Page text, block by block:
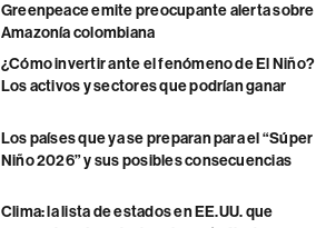
Greenpeace emite preocupante alerta sobre
Amazonía colombiana
¿Cómo invertir ante el fenómeno de El Niño?
Los activos y sectores que podrían ganar
Los países que ya se preparan para el “Súper
Niño 2026” y sus posibles consecuencias
Clima: la lista de estados en EE.UU. que